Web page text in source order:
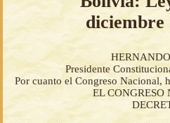
diciembre
Presidente
Por cuanto el Congreso Nacional,
EL